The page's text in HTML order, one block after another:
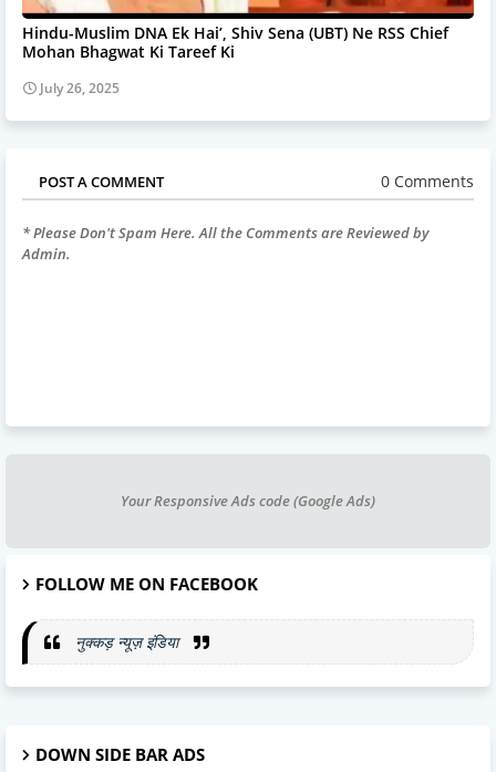
Hindu-Muslim DNA Ek Hai’, Shiv Sena (UBT) Ne RSS Chief
Mohan Bhagwat Ki Tareef Ki
July 26, 2025
POST A COMMENT 0 Comments
* Please Don't Spam Here. All the Comments are Reviewed by
Admin.
Your Responsive Ads code (Google Ads)
FOLLOW ME ON FACEBOOK
नुक्कड़ न्यूज़ इंडिया
DOWN SIDE BAR ADS